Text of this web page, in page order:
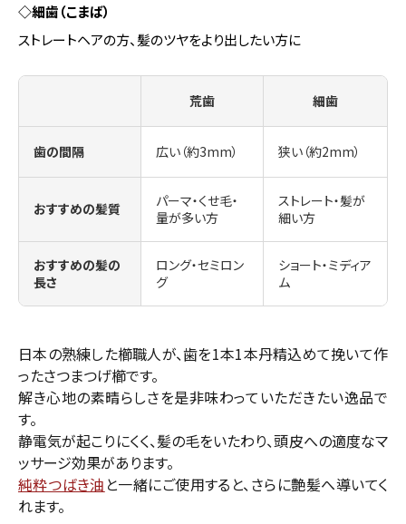
◇細歯（こまば）
ストレートヘアの方、髪のツヤをより出したい方に
荒歯 細歯
歯の間隔 広い（約3mm） 狭い（約2mm）
おすすめの髪質
パーマ・くせ毛・
量が多い方
ストレート・髪が
細い方
おすすめの髪の
長さ
ロング・セミロン
グ
ショート・ミディア
ム
日本の熟練した櫛職人が、歯を1本1本丹精込めて挽いて作
ったさつまつげ櫛です。
解き心地の素晴らしさを是非味わっていただきたい逸品で
す。
静電気が起こりにくく、髪の毛をいたわり、頭皮への適度なマ
ッサージ効果があります。
純粋つばき油 と一緒にご使用すると、さらに艶髪へ導いてく
れます。